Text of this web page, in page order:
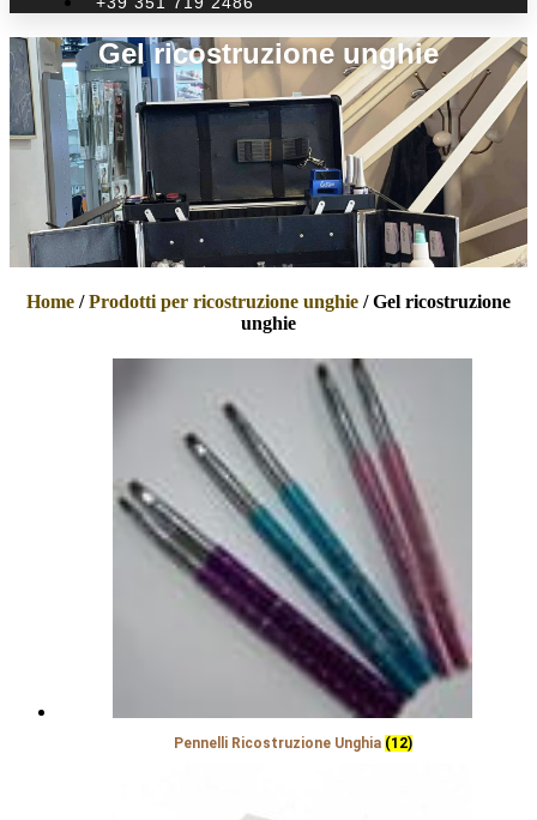
Gel ricostruzione unghie
Home /Prodotti per ricostruzione unghie / Gel ricostruzione
unghie
Pennelli Ricostruzione Unghia (12)